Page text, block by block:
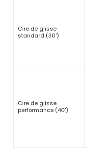
Cire de glisse
standard (30')
Cire de glisse
performance (40')